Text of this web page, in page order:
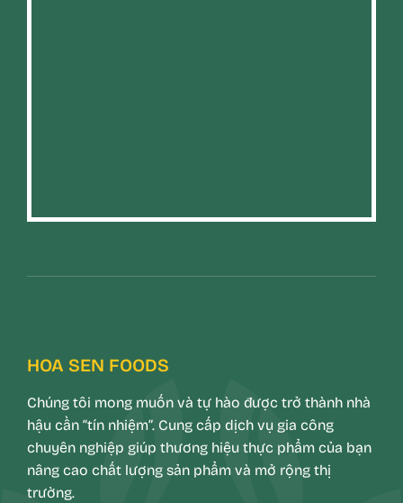
HOA SEN FOODS
Chúng tôi mong muốn và tự hào được trở thành nhà
hậu cần “tín nhiệm”. Cung cấp dịch vụ gia công
chuyên nghiệp giúp thương hiệu thực phẩm của bạn
nâng cao chất lượng sản phẩm và mở rộng thị
trường.